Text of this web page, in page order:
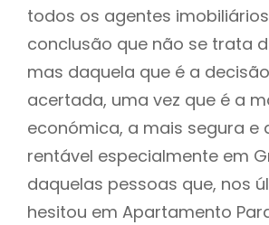
todos os agentes
conclusão que não se trata
mas daquela que é a
acertada, uma vez que é a
económica, a mais segura e
rentável especialmente em
daquelas pessoas que, nos
hesitou em Apartamento